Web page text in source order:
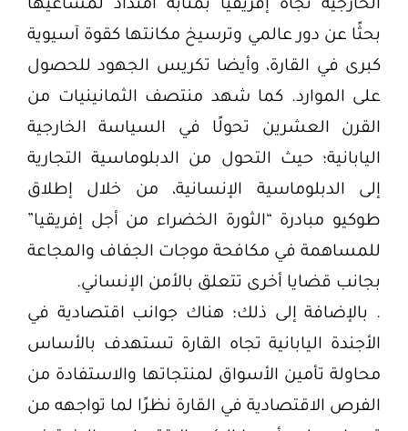
الخارجية تجاه إفريقيا بمثابة امتداد لمساعيها
بحثًا عن دور عالمي وترسيخ مكانتها كقوة آسيوية
كبرى في القارة، وأيضا تكريس الجهود للحصول
على الموارد. كما شهد منتصف الثمانينيات من
القرن العشرين تحولًا في السياسة الخارجية
اليابانية؛ حيث التحول من الدبلوماسية التجارية
إلى الدبلوماسية الإنسانية، من خلال إطلاق
طوكيو مبادرة “الثورة الخضراء من أجل إفريقيا”
للمساهمة في مكافحة موجات الجفاف والمجاعة
بجانب قضايا أخرى تتعلق بالأمن الإنساني.
. بالإضافة إلى ذلك؛ هناك جوانب اقتصادية في
الأجندة اليابانية تجاه القارة تستهدف بالأساس
محاولة تأمين الأسواق لمنتجاتها والاستفادة من
الفرص الاقتصادية في القارة نظرًا لما تواجهه من